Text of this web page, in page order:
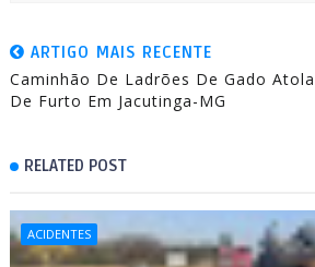
ARTIGO MAIS RECENTE
Caminhão De Ladrões De Gado
De Furto Em Jacutinga-MG
RELATED POST
ACIDENTES